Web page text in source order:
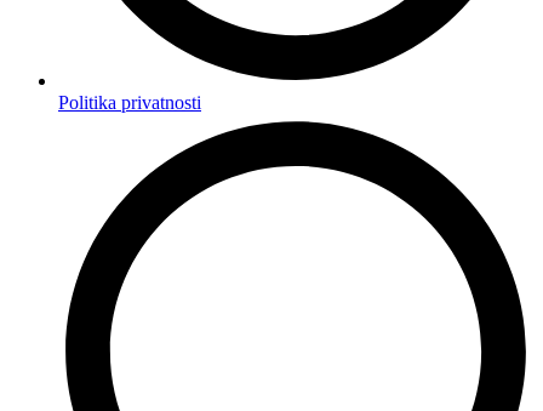
Politika privatnosti